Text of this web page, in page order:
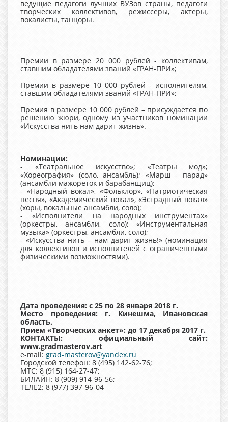
ведущие педагоги лучших ВУЗов страны, педагоги
творческих коллективов, режиссеры, актеры,
вокалисты, танцоры.
Премии в размере 20 000 рублей - коллективам,
ставшим обладателями званий «ГРАН-ПРИ»;
Премии в размере 10 000 рублей - исполнителям,
ставшим обладателями званий «ГРАН-ПРИ»;
Премия в размере 10 000 рублей – присуждается по
решению жюри, одному из участников номинации
«Искусства нить нам дарит жизнь».
Номинации:
- «Театральное искусство»; «Театры мод»;
«Хореография» (соло, ансамбль); «Марш - парад»
(ансамбли мажореток и барабанщиц);
- «Народный вокал», «Фольклор», «Патриотическая
песня», «Академический вокал», «Эстрадный вокал»
(хоры, вокальные ансамбли, соло);
- «Исполнители на народных инструментах»
(оркестры, ансамбли, соло); «Инструментальная
музыка» (оркестры, ансамбли, соло);
- «Искусства нить – нам дарит жизнь!» (номинация
для коллективов и исполнителей с ограниченными
физическими возможностями).
Дата проведения: с 25 по 28 января 2018 г.
Место проведения: г. Кинешма, Ивановская
область.
Прием «Творческих анкет»: до 17 декабря 2017 г.
КОНТАКТЫ: официальный сайт:
www.gradmasterov.art
e-mail: grad-masterov@yandex.ru
Городской телефон: 8 (495) 142-62-76;
МТС: 8 (915) 164-27-47;
БИЛАЙН: 8 (909) 914-96-56;
ТЕЛЕ2: 8 (977) 397-96-04